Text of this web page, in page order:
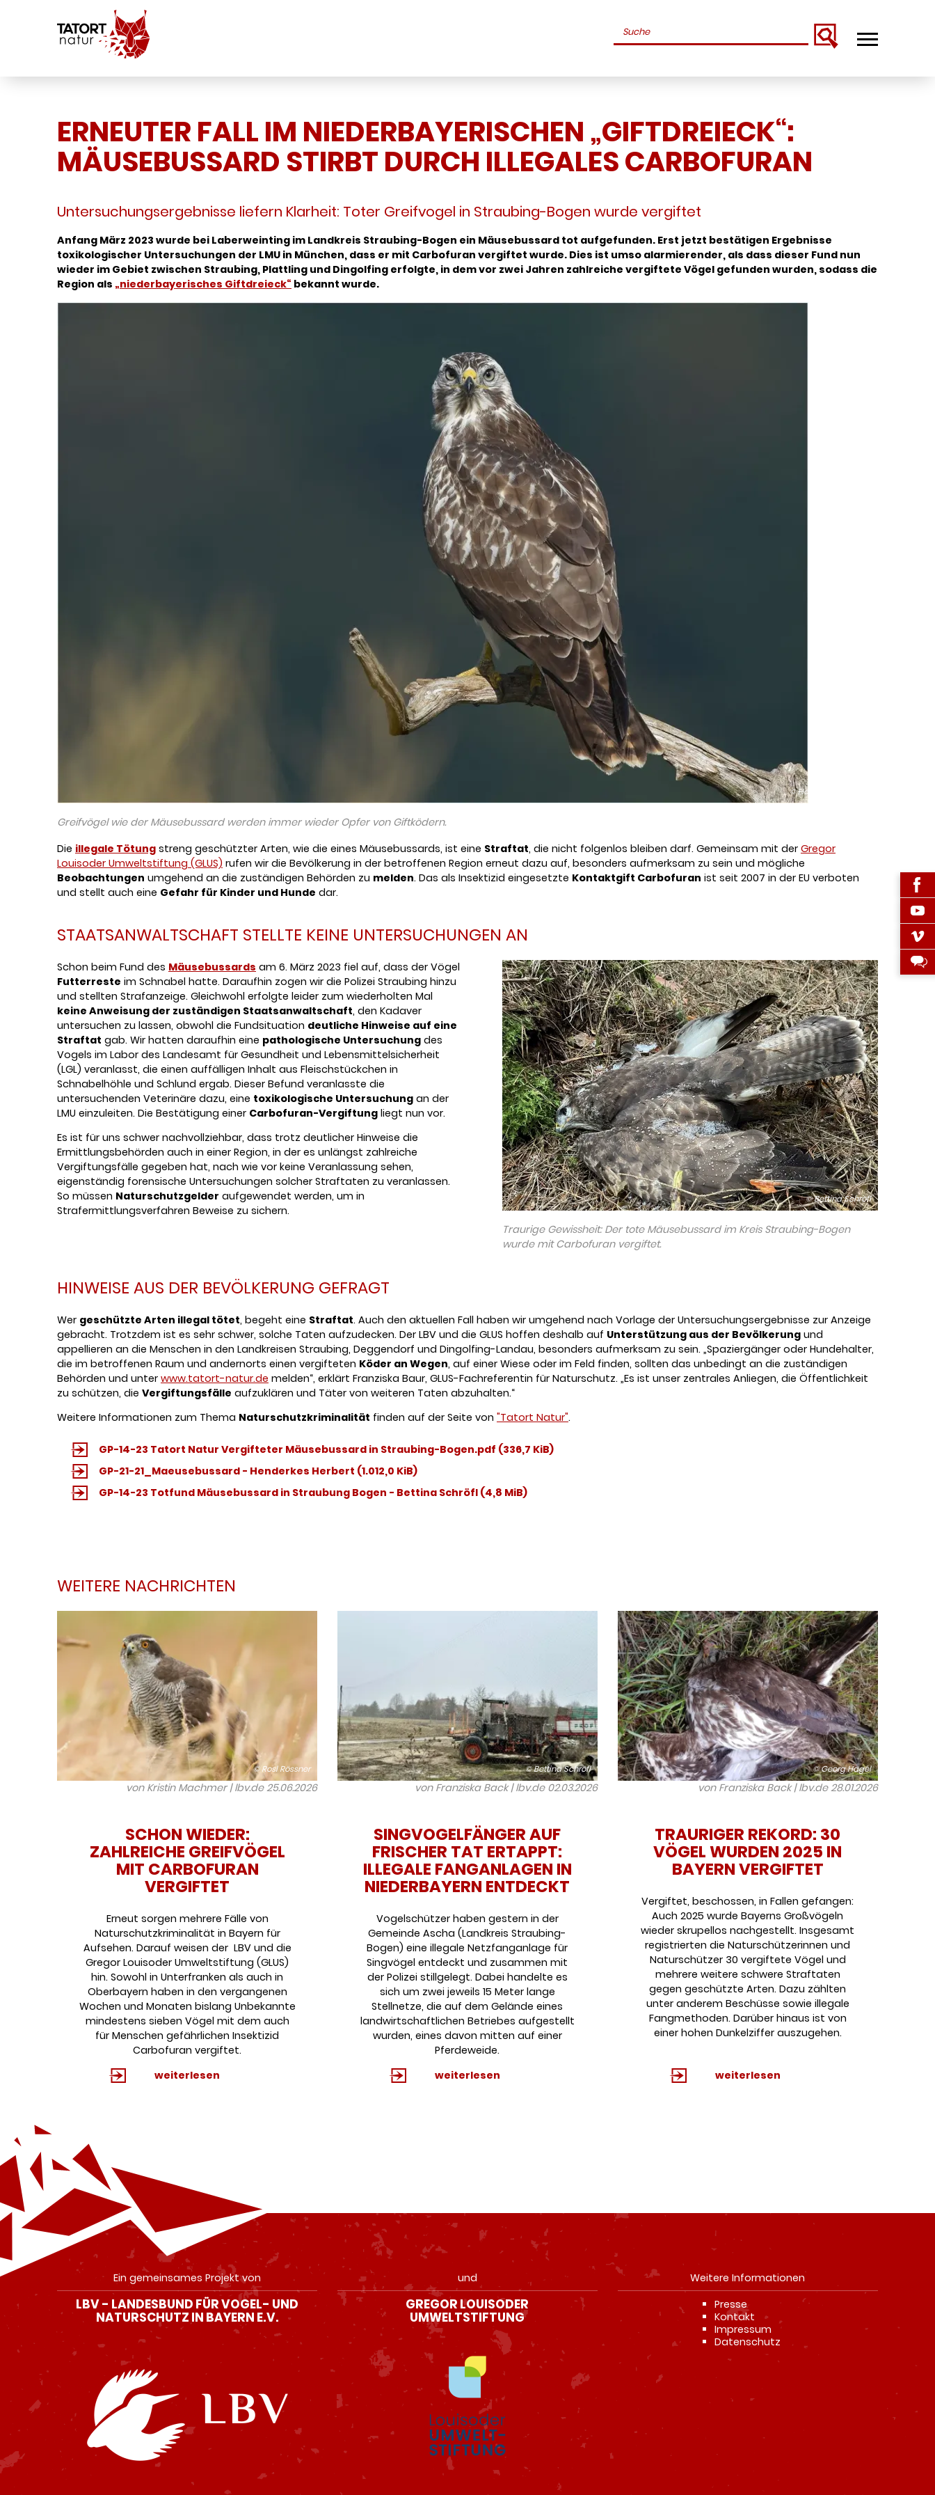
Suchbegriffe
ERNEUTER FALL IM NIEDERBAYERISCHEN „GIFTDREIECK“:
MÄUSEBUSSARD STIRBT DURCH ILLEGALES CARBOFURAN
Untersuchungsergebnisse liefern Klarheit: Toter Greifvogel in Straubing-Bogen wurde vergiftet
Anfang März 2023 wurde bei Laberweinting im Landkreis Straubing-Bogen ein Mäusebussard tot aufgefunden. Erst jetzt bestätigen Ergebnisse
toxikologischer Untersuchungen der LMU in München, dass er mit Carbofuran vergiftet wurde. Dies ist umso alarmierender, als dass dieser Fund nun
wieder im Gebiet zwischen Straubing, Plattling und Dingolfing erfolgte, in dem vor zwei Jahren zahlreiche vergiftete Vögel gefunden wurden, sodass die
Region als „niederbayerisches Giftdreieck“ bekannt wurde.
© Herbert Henderkes
Greifvögel wie der Mäusebussard werden immer wieder Opfer von Giftködern.
Die illegale Tötungstreng geschützter Arten, wie die eines Mäusebussards, ist eine Straftat, die nicht folgenlos bleiben darf. Gemeinsam mit der Gregor
Louisoder Umweltstiftung (GLUS) rufen wir die Bevölkerung in der betroffenen Region erneut dazu auf, besonders aufmerksam zu sein und mögliche
Beobachtungen umgehend an die zuständigen Behörden zu melden. Das als Insektizid eingesetzte Kontaktgift Carbofuran ist seit 2007 in der EU verboten
und stellt auch eine Gefahr für Kinder und Hunde dar.
STAATSANWALTSCHAFT STELLTE KEINE UNTERSUCHUNGEN AN
© Bettina Schröfl
Traurige Gewissheit: Der tote Mäusebussard im Kreis Straubing-Bogen
wurde mit Carbofuran vergiftet.
Schon beim Fund des Mäusebussards am 6. März 2023 fiel auf, dass der Vögel
Futterreste im Schnabel hatte. Daraufhin zogen wir die Polizei Straubing hinzu
und stellten Strafanzeige. Gleichwohl erfolgte leider zum wiederholten Mal
keine Anweisung der zuständigen Staatsanwaltschaft, den Kadaver
untersuchen zu lassen, obwohl die Fundsituation deutliche Hinweise auf eine
Straftat gab. Wir hatten daraufhin eine pathologische Untersuchungdes
Vogels im Labor des Landesamt für Gesundheit und Lebensmittelsicherheit
(LGL) veranlasst, die einen auffälligen Inhalt aus Fleischstückchen in
Schnabelhöhle und Schlund ergab. Dieser Befund veranlasste die
untersuchenden Veterinäre dazu, eine toxikologische Untersuchungan der
LMU einzuleiten. Die Bestätigung einer Carbofuran-Vergiftungliegt nun vor.
Es ist für uns schwer nachvollziehbar, dass trotz deutlicher Hinweise die
Ermittlungsbehörden auch in einer Region, in der es unlängst zahlreiche
Vergiftungsfälle gegeben hat, nach wie vor keine Veranlassung sehen,
eigenständig forensische Untersuchungen solcher Straftaten zu veranlassen.
So müssen Naturschutzgelder aufgewendet werden, um in
Strafermittlungsverfahren Beweise zu sichern.
HINWEISE AUS DER BEVÖLKERUNG GEFRAGT
Wer geschützte Arten illegal tötet, begeht eine Straftat. Auch den aktuellen Fall haben wir umgehend nach Vorlage der Untersuchungsergebnisse zur Anzeige
gebracht. Trotzdem ist es sehr schwer, solche Taten aufzudecken. Der LBV und die GLUS hoffen deshalb auf Unterstützung aus der Bevölkerungund
appellieren an die Menschen in den Landkreisen Straubing, Deggendorf und Dingolfing-Landau, besonders aufmerksam zu sein. „Spaziergänger oder Hundehalter,
die im betroffenen Raum und andernorts einen vergifteten Köder an Wegen, auf einer Wiese oder im Feld finden, sollten das unbedingt an die zuständigen
Behörden und unter www.tatort-natur.de melden“, erklärt Franziska Baur, GLUS-Fachreferentin für Naturschutz. „Es ist unser zentrales Anliegen, die Öffentlichkeit
zu schützen, die Vergiftungsfälle aufzuklären und Täter von weiteren Taten abzuhalten.“
Weitere Informationen zum Thema Naturschutzkriminalität finden auf der Seite von "Tatort Natur".
GP-14-23 Tatort Natur Vergifteter Mäusebussard in Straubing-Bogen.pdf (336,7 KiB)
GP-21-21_Maeusebussard - Henderkes Herbert (1.012,0 KiB)
GP-14-23 Totfund Mäusebussard in Straubung Bogen - Bettina Schröfl (4,8 MiB)
WEITERE NACHRICHTEN
© Rosl Rössner
von Kristin Machmer | lbv.de25.06.2026
SCHON WIEDER:
ZAHLREICHE GREIFVÖGEL
MIT CARBOFURAN
VERGIFTET
Erneut sorgen mehrere Fälle von
Naturschutzkriminalität in Bayern für
Aufsehen. Darauf weisen der LBV und die
Gregor Louisoder Umweltstiftung (GLUS)
hin. Sowohl in Unterfranken als auch in
Oberbayern haben in den vergangenen
Wochen und Monaten bislang Unbekannte
mindestens sieben Vögel mit dem auch
für Menschen gefährlichen Insektizid
Carbofuran vergiftet.
weiterlesen
© Bettina Schröfl
von Franziska Back | lbv.de 02.03.2026
SINGVOGELFÄNGER AUF
FRISCHER TAT ERTAPPT:
ILLEGALE FANGANLAGEN IN
NIEDERBAYERN ENTDECKT
Vogelschützer haben gestern in der
Gemeinde Ascha (Landkreis Straubing-
Bogen) eine illegale Netzfanganlage für
Singvögel entdeckt und zusammen mit
der Polizei stillgelegt. Dabei handelte es
sich um zwei jeweils 15 Meter lange
Stellnetze, die auf dem Gelände eines
landwirtschaftlichen Betriebes aufgestellt
wurden, eines davon mitten auf einer
Pferdeweide.
weiterlesen
© Georg Hagel
von Franziska Back | lbv.de28.01.2026
TRAURIGER REKORD: 30
VÖGEL WURDEN 2025 IN
BAYERN VERGIFTET
Vergiftet, beschossen, in Fallen gefangen:
Auch 2025 wurde Bayerns Großvögeln
wieder skrupellos nachgestellt. Insgesamt
registrierten die Naturschützerinnen und
Naturschützer 30 vergiftete Vögel und
mehrere weitere schwere Straftaten
gegen geschützte Arten. Dazu zählten
unter anderem Beschüsse sowie illegale
Fangmethoden. Darüber hinaus ist von
einer hohen Dunkelziffer auszugehen.
weiterlesen
Ein gemeinsames Projekt von
LBV - LANDESBUND FÜR VOGEL- UND
NATURSCHUTZ IN BAYERN E.V.
und
GREGOR LOUISODER
UMWELTSTIFTUNG
Weitere Informationen
Navigation
überspringen
Presse
Kontakt
Impressum
Datenschutz